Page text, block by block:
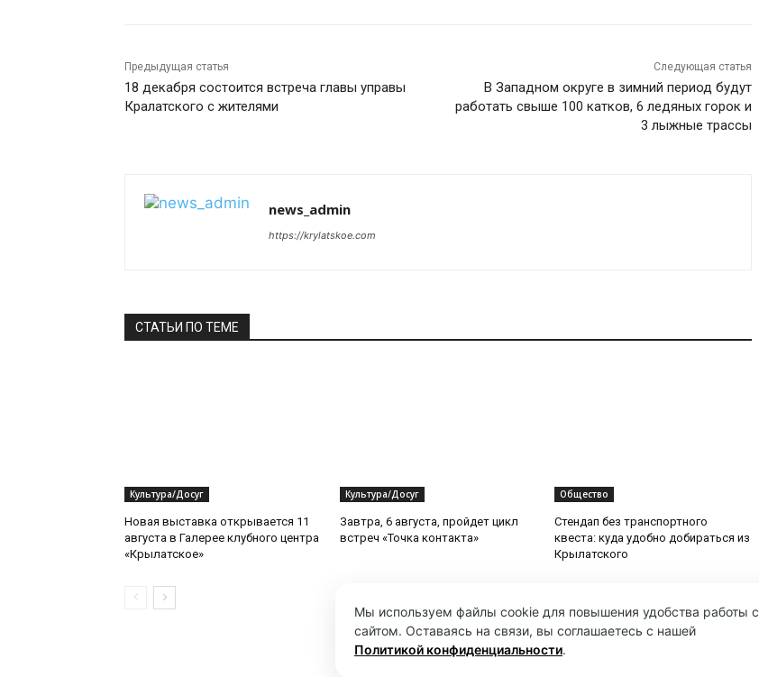
Предыдущая статья
18 декабря состоится встреча главы управы
Кралатского с жителями
Следующая статья
В Западном округе в зимний период будут
работать свыше 100 катков, 6 ледяных горок и
3 лыжные трассы
news_admin
https://krylatskoe.com
СТАТЬИ ПО ТЕМЕ
Культура/Досуг
Новая выставка открывается 11
августа в Галерее клубного центра
«Крылатское»
Культура/Досуг
Завтра, 6 августа, пройдет цикл
встреч «Точка контакта»
Общество
Стендап без транспортного
квеста: куда удобно добираться из
Крылатского
Мы используем файлы cookie для повышения удобства работы с
сайтом. Оставаясь на связи, вы соглашаетесь с нашей
Политикой конфиденциальности.